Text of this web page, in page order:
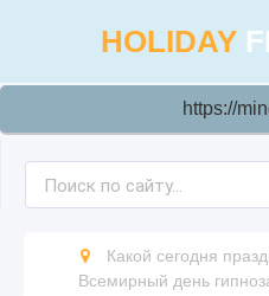
HOLIDAY
https://
Какой сегодня
Всемирный день